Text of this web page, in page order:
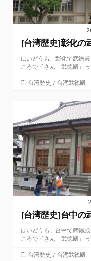
[台湾歴史]彰化の
はいどうも、彰化で武徳
ころで皆さん「武徳殿」
カ
ー
台湾歴史 / 台湾武徳殿
[台湾歴史]台中の
はいどうも、台中で武徳
ころで皆さん「武徳殿」
カ台湾歴史 / 台湾武徳殿